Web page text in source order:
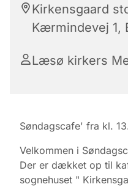
Kirkensgaard
Kærmindevej 1,
Læsø kirkers
Søndagscafe' fra kl.
Velkommen i
Der er dækket op til
sognehuset "